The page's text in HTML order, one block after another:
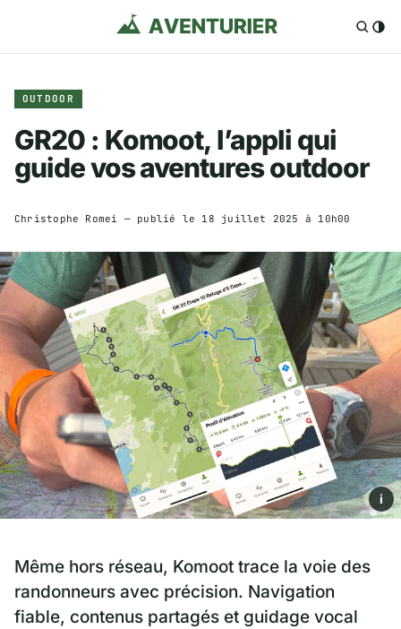
OUTDOOR
GR20 : Komoot, l’appli qui
guide vos aventures outdoor
Christophe Romei — publié le 18 juillet 2025 à 10h00
i
Même hors réseau, Komoot trace la voie des
randonneurs avec précision. Navigation
fiable, contenus partagés et guidage vocal